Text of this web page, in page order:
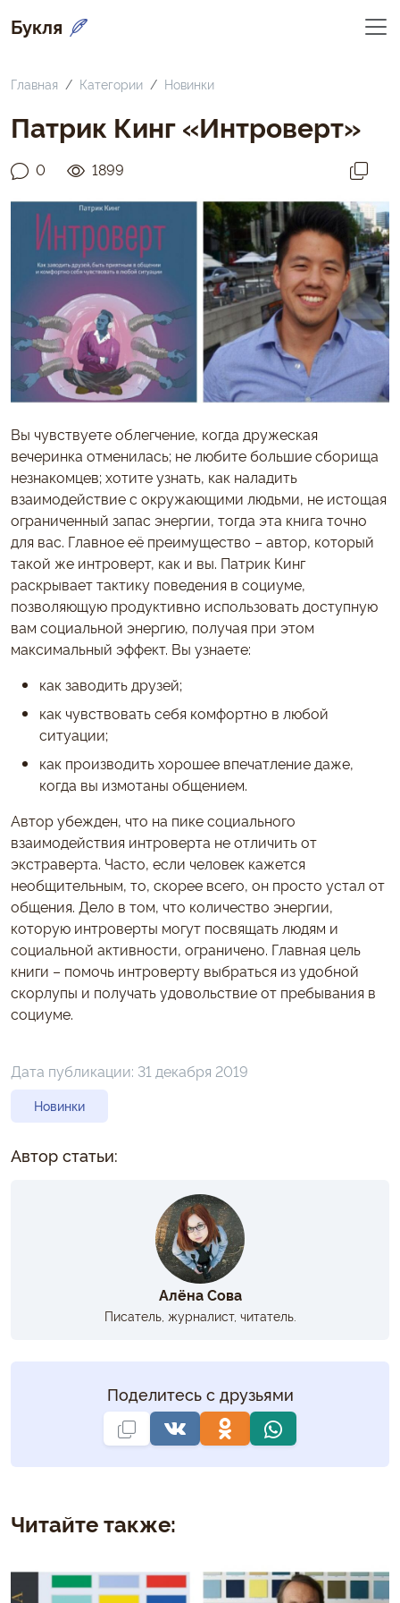
Букля
Главная Категории Новинки
Патрик Кинг «Интроверт»
0 1899
Вы чувствуете облегчение, когда дружеская
вечеринка отменилась; не любите большие сборища
незнакомцев; хотите узнать, как наладить
взаимодействие с окружающими людьми, не истощая
ограниченный запас энергии, тогда эта книга точно
для вас. Главное её преимущество – автор, который
такой же интроверт, как и вы. Патрик Кинг
раскрывает тактику поведения в социуме,
позволяющую продуктивно использовать доступную
вам социальной энергию, получая при этом
максимальный эффект. Вы узнаете:
как заводить друзей;
как чувствовать себя комфортно в любой
ситуации;
как производить хорошее впечатление даже,
когда вы измотаны общением.
Автор убежден, что на пике социального
взаимодействия интроверта не отличить от
экстраверта. Часто, если человек кажется
необщительным, то, скорее всего, он просто устал от
общения. Дело в том, что количество энергии,
которую интроверты могут посвящать людям и
социальной активности, ограничено. Главная цель
книги – помочь интроверту выбраться из удобной
скорлупы и получать удовольствие от пребывания в
социуме.
Дата публикации: 31 декабря 2019
Новинки
Автор статьи:
Алёна Сова
Писатель, журналист, читатель.
Поделитесь с друзьями
Читайте также: